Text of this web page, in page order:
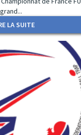
LA SUITE